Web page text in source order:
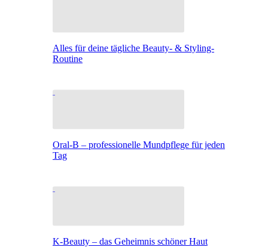
Alles für deine tägliche Beauty- & Styling-
Routine
Oral-B – professionelle Mundpflege für jeden
Tag
K-Beauty – das Geheimnis schöner Haut